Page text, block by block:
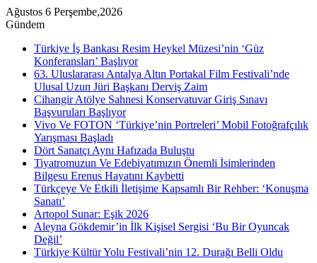
Ağustos 6 Perşembe,2026
Gündem
Türkiye İş Bankası Resim Heykel Müzesi’nin ‘Güz
Konferansları’ Başlıyor
63. Uluslararası Antalya Altın Portakal Film Festivali’nde
Ulusal Uzun Jüri Başkanı Derviş Zaim
Cihangir Atölye Sahnesi Konservatuvar Giriş Sınavı
Başvuruları Başlıyor
Vivo Ve FOTON ‘Türkiye’nin Portreleri’ Mobil Fotoğrafçılık
Yarışması Başladı
Dört Sanatçı Aynı Hafızada Buluştu
Tiyatromuzun Ve Edebiyatımızın Önemli İsimlerinden
Bilgesu Erenus Hayatını Kaybetti
Türkçeye Ve Etkili İletişime Kapsamlı Bir Rehber: ‘Konuşma
Sanatı’
Artopol Sunar: Eşik 2026
Aleyna Gökdemir’in İlk Kişisel Sergisi ‘Bu Bir Oyuncak
Değil’
Türkiye Kültür Yolu Festivali’nin 12. Durağı Belli Oldu